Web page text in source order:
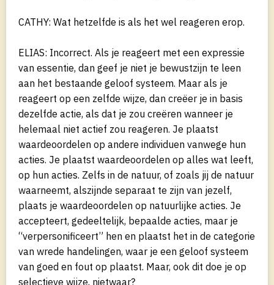
CATHY: Wat hetzelfde is als het wel reageren erop.
ELIAS: Incorrect. Als je reageert met een expressie
van essentie, dan geef je niet je bewustzijn te leen
aan het bestaande geloof systeem. Maar als je
reageert op een zelfde wijze, dan creëer je in basis
dezelfde actie, als dat je zou creëren wanneer je
helemaal niet actief zou reageren. Je plaatst
waardeoordelen op andere individuen vanwege hun
acties. Je plaatst waardeoordelen op alles wat leeft,
op hun acties. Zelfs in de natuur, of zoals jij de natuur
waarneemt, alszijnde separaat te zijn van jezelf,
plaats je waardeoordelen op natuurlijke acties. Je
accepteert, gedeeltelijk, bepaalde acties, maar je
“verpersonificeert” hen en plaatst het in de categorie
van wrede handelingen, waar je een geloof systeem
van goed en fout op plaatst. Maar, ook dit doe je op
selectieve wijze, nietwaar?